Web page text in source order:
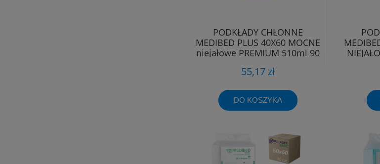
PODKŁADY CHŁONNE
MEDIBED PLUS 40X60 MOCNE
niejałowe PREMIUM 510ml 90
55,17 zł
DO KOSZYKA